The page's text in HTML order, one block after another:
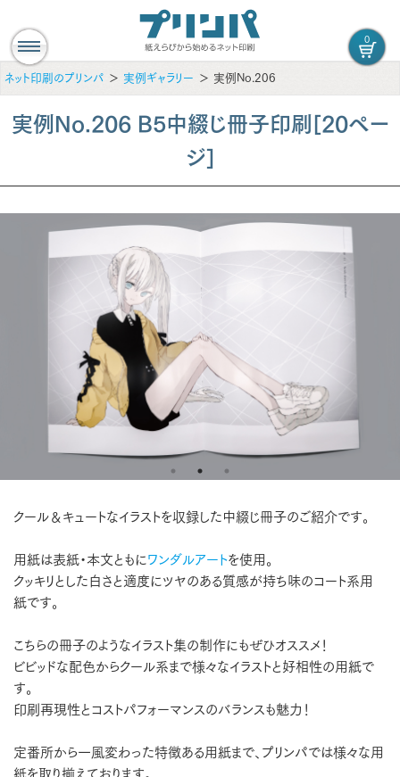
0
ネット印刷のプリンパ 実例ギャラリー 実例No.206
実例No.206 B5中綴じ冊子印刷[20ペー
ジ]
クール＆キュートなイラストを収録した中綴じ冊子のご紹介です。
用紙は表紙・本文ともにワンダルアートを使用。
クッキリとした白さと適度にツヤのある質感が持ち味のコート系用
紙です。
こちらの冊子のようなイラスト集の制作にもぜひオススメ！
ビビッドな配色からクール系まで様々なイラストと好相性の用紙で
す。
印刷再現性とコストパフォーマンスのバランスも魅力！
定番所から一風変わった特徴ある用紙まで、プリンパでは様々な用
紙を取り揃えております。